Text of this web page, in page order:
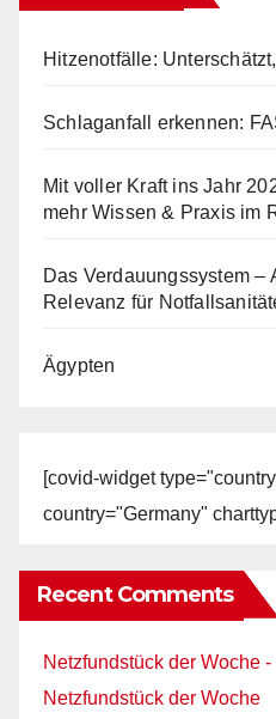
Hitzenotfälle:
Schlaganfall erkennen:
Mit voller Kraft ins Jahr
mehr Wissen & Praxis im
Das Verdauungssystem –
Relevanz für
Ägypten
[covid-widget
country="Germany"
Recent Comments
Netzfundstück der Woche
Netzfundstück der Woche